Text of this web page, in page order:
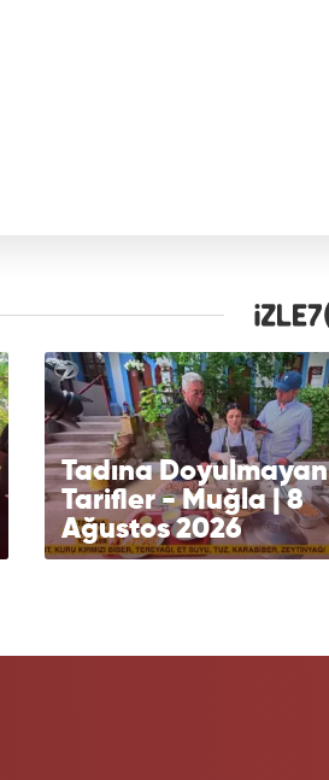
Tadına Doyulmayan
Tarifler - Muğla | 8
Ağustos 2026